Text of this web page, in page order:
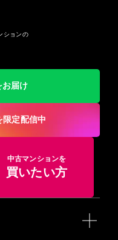
渋谷駅から墨田区の押
ロ）の鉄道路線です。
A線、渋谷 → 表参道間）
の東急田園都市線から乗
車人員よりも降車人員
田園都市線内には、本
数値はここ20年あまり
ムで乗り換えられる表
、2013年度の最混雑区
した。混雑している印
が多いのが特徴にもな
ションの
届け
限定配信中
中古マンションを
買いたい方